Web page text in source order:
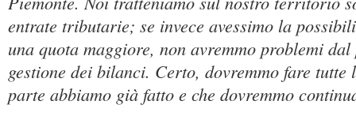
entrate tributarie; se invece avessimo la
una quota maggiore, non avremmo problemi
gestione dei bilanci. Certo, dovremmo fare tutte
parte abbiamo già fatto e che dovremmo